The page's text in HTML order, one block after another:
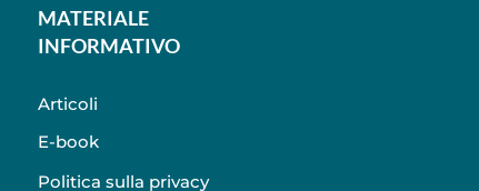
MATERIALE
INFORMATIVO
Articoli
E-book
Politica sulla privacy